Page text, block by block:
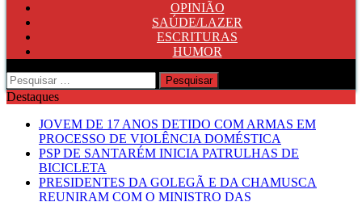
OPINIÃO
SAÚDE/LAZER
ESCRITURAS
HUMOR
Pesquisar
por:
Destaques
JOVEM DE 17 ANOS DETIDO COM ARMAS EM
PROCESSO DE VIOLÊNCIA DOMÉSTICA
PSP DE SANTARÉM INICIA PATRULHAS DE
BICICLETA
PRESIDENTES DA GOLEGÃ E DA CHAMUSCA
REUNIRAM COM O MINISTRO DAS